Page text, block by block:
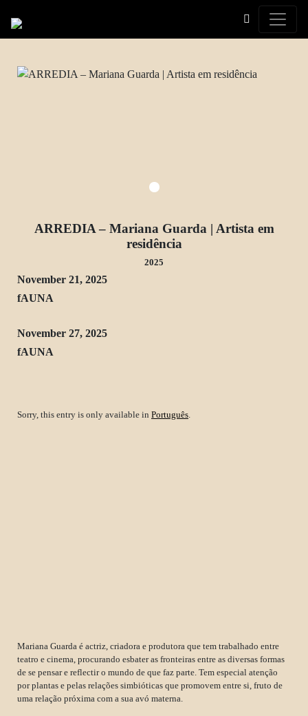
ARREDIA – Mariana Guarda | Artista em
residência
2025
November 21, 2025
fAUNA
November 27, 2025
fAUNA
Sorry, this entry is only available in Português.
Mariana Guarda é actriz, criadora e produtora que tem trabalhado entre
teatro e cinema, procurando esbater as fronteiras entre as diversas formas
de se pensar e reflectir o mundo de que faz parte. Tem especial atenção
por plantas e pelas relações simbióticas que promovem entre si, fruto de
uma relação próxima com a sua avó materna.